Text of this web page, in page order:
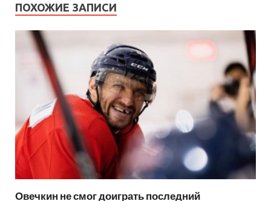
ПОХОЖИЕ ЗАПИСИ
Овечкин не смог доиграть последний